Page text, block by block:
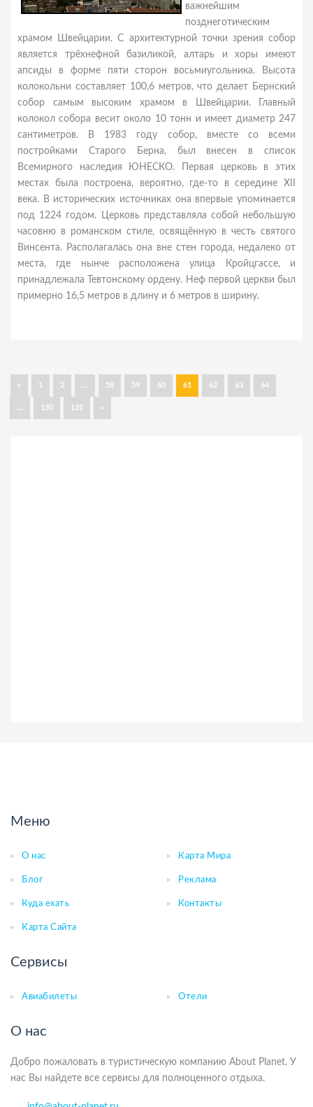
важнейшим
позднеготическим
храмом Швейцарии. С архитектурной точки зрения собор
является трёхнефной базиликой, алтарь и хоры имеют
апсиды в форме пяти сторон восьмиугольника. Высота
колокольни составляет 100,6 метров, что делает Бернский
собор самым высоким храмом в Швейцарии. Главный
колокол собора весит около 10 тонн и имеет диаметр 247
сантиметров. В 1983 году собор, вместе со всеми
постройками Старого Берна, был внесен в список
Всемирного наследия ЮНЕСКО. Первая церковь в этих
местах была построена, вероятно, где-то в середине XII
века. В исторических источниках она впервые упоминается
под 1224 годом. Церковь представляла собой небольшую
часовню в романском стиле, освящённую в честь святого
Винсента. Располагалась она вне стен города, недалеко от
места, где нынче расположена улица Кройцгассе, и
принадлежала Тевтонскому ордену. Неф первой церкви был
примерно 16,5 метров в длину и 6 метров в ширину.
« 1 2 ... 58 59 60 61 62 63 64
... 130 131 »
Меню
О нас Карта Мира
Блог Реклама
Куда ехать Контакты
Карта Сайта
Сервисы
Авиабилеты Отели
О нас
Добро пожаловать в туристическую компанию About Planet. У
нас Вы найдете все сервисы для полноценного отдыха.